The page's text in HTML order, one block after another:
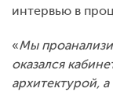
интервью в
«Мы
оказался
архитектурой,